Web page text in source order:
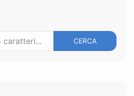
CERCA